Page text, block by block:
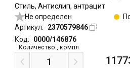
Стиль, Антислип, антрацит
Не определен
Артикул:
2370579846
Код:
0000/146876
Количество ,компл